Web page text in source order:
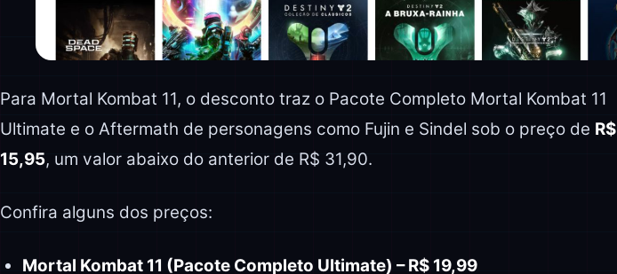
Para Mortal Kombat 11, o desconto traz o Pacote Completo Mortal Kombat 11
Ultimate e o Aftermath de personagens como Fujin e Sindel sob o preço de R$
15,95, um valor abaixo do anterior de R$ 31,90.
Confira alguns dos preços:
Mortal Kombat 11 (Pacote Completo Ultimate) – R$ 19,99